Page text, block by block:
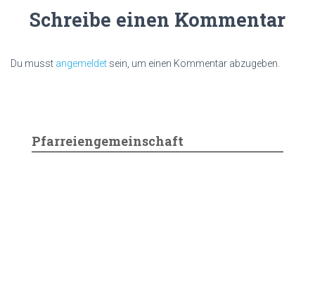
Schreibe einen Kommentar
Du musst angemeldet sein, um einen Kommentar abzugeben.
Pfarreiengemeinschaft